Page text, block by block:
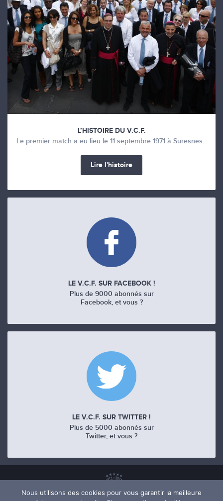
L’HISTOIRE DU V.C.F.
Le premier match a eu lieu le 11 septembre 1971 à Suresnes...
Lire l'histoire
LE V.C.F. SUR FACEBOOK !
Plus de 9000 abonnés sur
Facebook, et vous ?
LE V.C.F. SUR TWITTER !
Plus de 5000 abonnés sur
Twitter, et vous ?
Nous utilisons des cookies pour vous garantir la meilleure